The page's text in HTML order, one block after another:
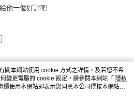
他一個好評吧
關本網站使用 cookie 方式之詳情，及若您不希
變更電腦的 cookie 設定，請參閱本網站「 隱私
續使用本網站即表示您同意本公司得按本網站使
。